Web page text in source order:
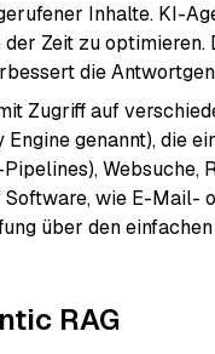
Inhalte. KI-
Zeit zu
die
Zugriff auf
genannt), die
Websuche,
wie E-Mail-
über den
RAG